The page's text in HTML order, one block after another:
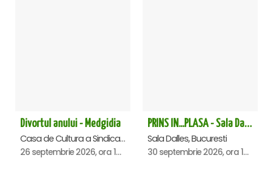
Divortul anului - Medgidia
Casa de Cultura a Sindicatelor Lucian Grigorescu, Medgidia
26 septembrie 2026, ora 19:00
PRINS IN...PLASA - Sala Dalles
Sala Dalles, Bucuresti
30 septembrie 2026, ora 19:30